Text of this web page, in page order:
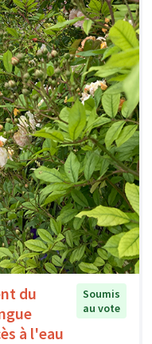
du
à l'eau
Soumis
au vote